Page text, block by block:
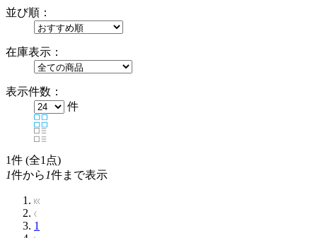
並び順：
在庫表示：
表示件数：
件
1件 (全1点)
1件から 1件まで表示
1